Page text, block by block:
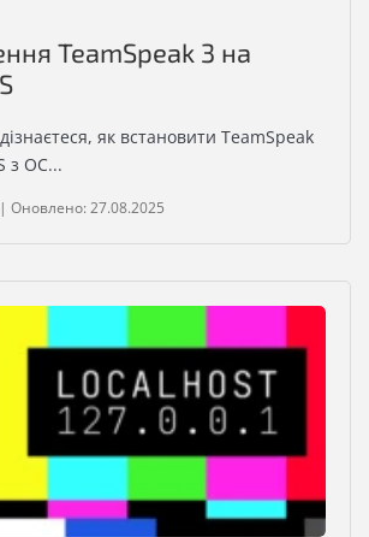
TeamSpeak 3 на
дізнаєтеся, як встановити TeamSpeak
з ОС...
Оновлено: 27.08.2025